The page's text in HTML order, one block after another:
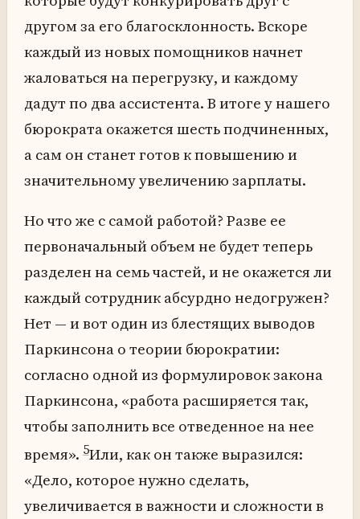
другом за его благосклонность. Вскоре
каждый из новых помощников начнет
жаловаться на перегрузку, и каждому
дадут по два ассистента. В итоге у нашего
бюрократа окажется шесть подчиненных,
а сам он станет готов к повышению и
значительному увеличению зарплаты.
Но что же с самой работой? Разве ее
первоначальный объем не будет теперь
разделен на семь частей, и не окажется ли
каждый сотрудник абсурдно недогружен?
Нет — и вот один из блестящих выводов
Паркинсона о теории бюрократии:
согласно одной из формулировок закона
Паркинсона, «работа расширяется так,
чтобы заполнить все отведенное на нее
время». 5Или, как он также выразился:
«Дело, которое нужно сделать,
увеличивается в важности и сложности в